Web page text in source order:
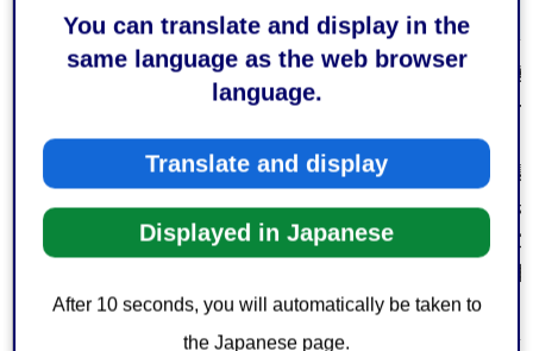
You can translate and display in the
same language as the web browser
language.
Translate and display
Displayed in Japanese
After 10 seconds, you will automatically be taken to
the Japanese page.
共通
（1）市内でのロケーション撮影による映
（2）市の様々な魅力を広く発信し、イメ
認められるものであること。
（3）映像作品のクレジットに市及び撮影
像作品であること（当該掲載について辞退
（4）政治的又は宗教的意図を有したもの
（5）公序良俗に反するなど反社会的との
ものであること。